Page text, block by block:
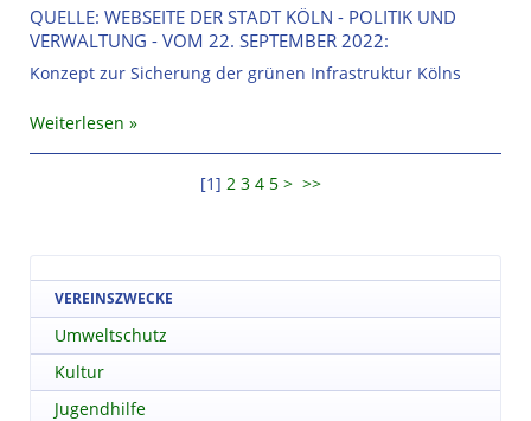
QUELLE: WEBSEITE DER STADT KÖLN - POLITIK UND
VERWALTUNG - VOM 22. SEPTEMBER 2022:
Konzept zur Sicherung der grünen Infrastruktur Kölns
Weiterlesen
[1] 2 3 4 5 > >>
VEREINSZWECKE
Umweltschutz
Kultur
Jugendhilfe